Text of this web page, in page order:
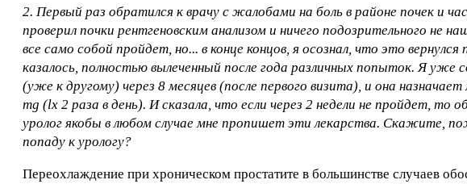
2. Первый раз обратился к врачу с жалобами на боль в районе почек и
проверил почки рентгеновским анализом и ничего подозрительного не
все само собой пройдет, но... в конце концов, я осознал, что это
казалось, полностью вылеченный после года различных попыток. Я
(уже к другому) через 8 месяцев (после первого визита), и она
mg (lx 2 раза в день). И сказала, что если через 2 недели не пройдет, то
уролог якобы в любом случае мне пропишет эти лекарства. Скажите,
попаду к урологу?
Переохлаждение при хроническом простатите в большинстве случаев